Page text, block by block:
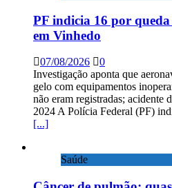
PF indicia 16 por queda
em Vinhedo
07/08/2026
0
Investigação aponta que
gelo com equipamentos
não eram registradas; acidente
2024 A Polícia Federal (PF)
[...]
Saúde